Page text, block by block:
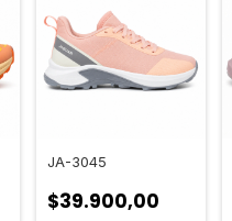
JA-3045
$39.900,00